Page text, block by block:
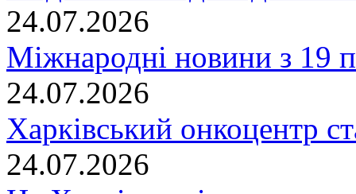
24.07.2026
Міжнародні новини з 19
24.07.2026
Харківський онкоцентр
24.07.2026